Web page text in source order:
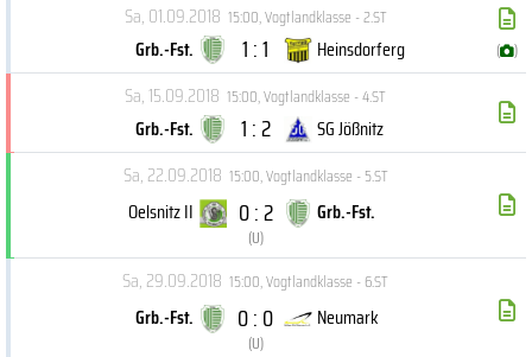
Sa, 01.09.2018 15:00,Vogtlandklasse - 2.ST
Grb.-Fst. 1 : 1 Heinsdorferg ( )
Sa, 15.09.2018 15:00,Vogtlandklasse - 4.ST
Grb.-Fst. 1 : 2
SG Jößnitz
Sa, 22.09.2018 15:00,Vogtlandklasse - 5.ST
Oelsnitz II 0 : 2
(U)
Grb.-Fst.
Sa, 29.09.2018 15:00,Vogtlandklasse - 6.ST
Grb.-Fst. 0 : 0
(U)
Neumark